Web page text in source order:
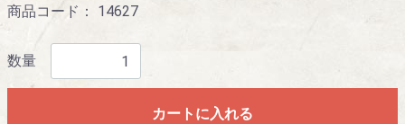
商品コード： 14627
数量
カートに入れる